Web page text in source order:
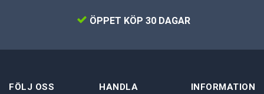
ÖPPET KÖP 30 DAGAR
FÖLJ OSS HANDLA INFORMATION